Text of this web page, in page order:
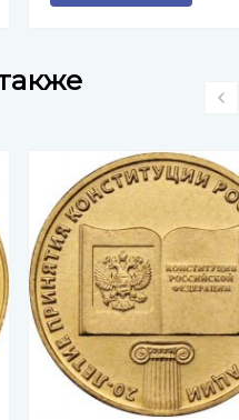
Амуре,